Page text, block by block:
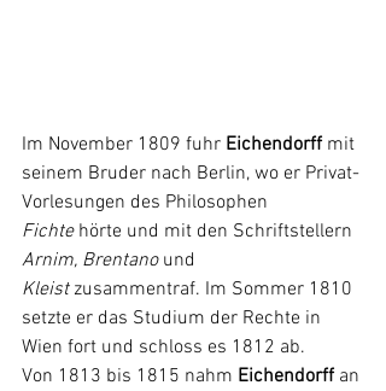
Im November 1809 fuhr Eichendorff mit
seinem Bruder nach Berlin, wo er Privat-
Vorlesungen des Philosophen
Fichte hörte und mit den Schriftstellern
Arnim, Brentano und
Kleist zusammentraf. Im Sommer 1810
setzte er das Studium der Rechte in
Wien fort und schloss es 1812 ab.
Von 1813 bis 1815 nahm Eichendorff an